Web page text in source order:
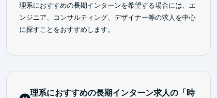
理系におすすめの長期インターンを希望する場合には、エ
ンジニア、コンサルティング、デザイナー等の求人を中心
に探すことをおすすめします。
理系におすすめの長期インターン求人の「時